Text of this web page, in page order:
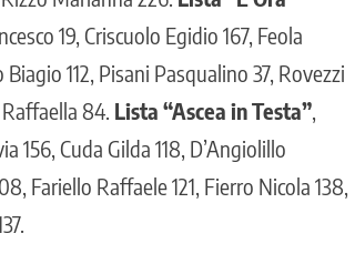
19, Criscuolo Egidio 167, Feola
112, Pisani Pasqualino 37, Rovezzi
84. Lista “Ascea in Testa”,
156, Cuda Gilda 118, D’Angiolillo
Fariello Raffaele 121, Fierro Nicola 138,